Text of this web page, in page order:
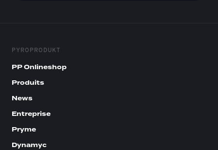
PYROPRODUKT
PP Onlineshop
Produits
News
Entreprise
Pryme
Dynamyc